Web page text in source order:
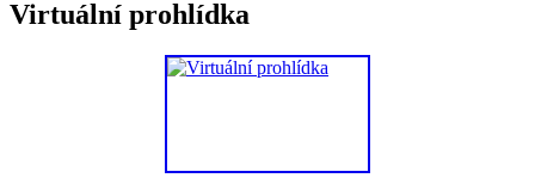
Virtuální prohlídka